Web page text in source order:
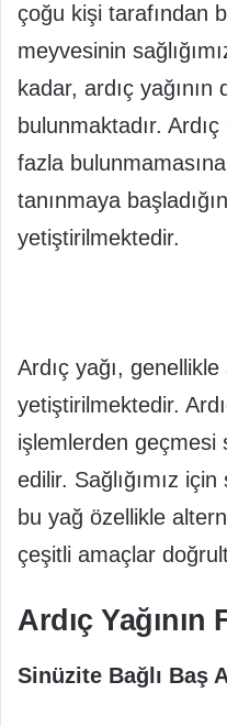
çoğu kişi tarafından
meyvesinin
kadar, ardıç yağının
bulunmaktadır.
fazla
tanınmaya
yetiştirilmektedir.
Ardıç yağı,
yetiştirilmektedir.
işlemlerden geçmesi
edilir. Sağlığımız
bu yağ özellikle
çeşitli amaçlar
Ardıç Yağının
Sinüzite Bağlı Baş